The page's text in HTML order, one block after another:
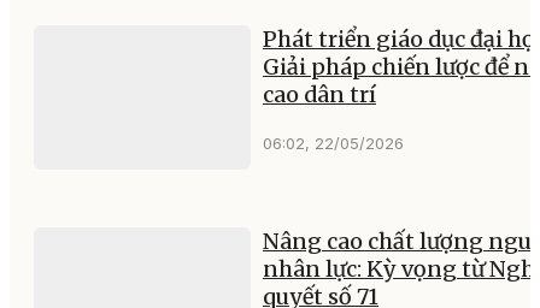
Phát triển giáo dục đại
Giải pháp chiến lược để
cao dân trí
06:02, 22/05/2026
Nâng cao chất lượng
nhân lực: Kỳ vọng từ
quyết số 71